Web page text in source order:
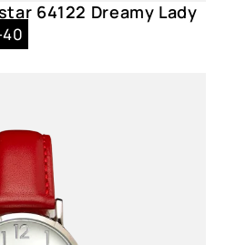
64122 Dreamy Lady